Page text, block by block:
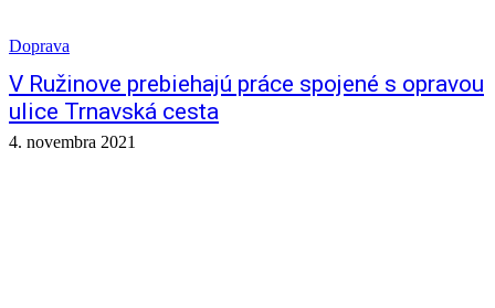
Doprava
V Ružinove prebiehajú práce spojené s opravou
ulice Trnavská cesta
4. novembra 2021